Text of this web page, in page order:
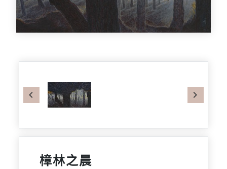
Previous
樟林之晨